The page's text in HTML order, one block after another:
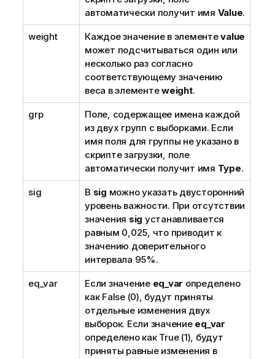
автоматически получит имя Value.
weight Каждое значение в элементеvalue
может подсчитываться один или
несколько раз согласно
соответствующему значению
веса в элементеweight.
grp
Поле, содержащее имена каждой
из двух групп с выборками. Если
имя поля для группы не указано в
скрипте загрузки, поле
автоматически получит имя Type.
sig В sig можно указать двусторонний
уровень важности. При отсутствии
значения sig устанавливается
равным 0,025, что приводит к
значению доверительного
интервала 95%.
eq_var Если значение eq_var определено
как False(0), будут приняты
отдельные изменения двух
выборок. Если значение eq_var
определено как True(1), будут
приняты равные изменения в